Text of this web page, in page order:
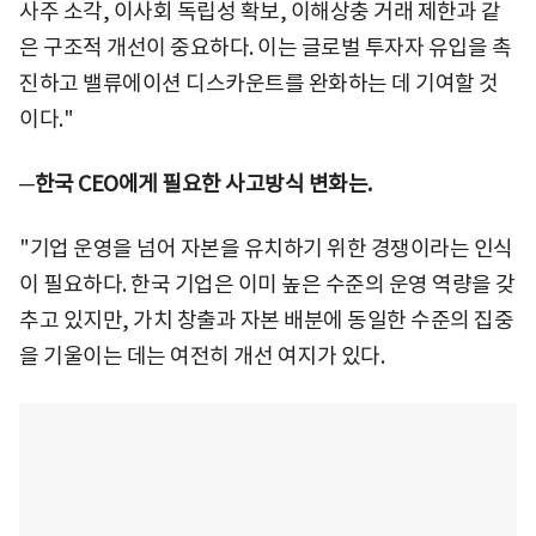
사주 소각, 이사회 독립성 확보, 이해상충 거래 제한과 같
은 구조적 개선이 중요하다. 이는 글로벌 투자자 유입을 촉
진하고 밸류에이션 디스카운트를 완화하는 데 기여할 것
이다."
─한국 CEO에게 필요한 사고방식 변화는.
"기업 운영을 넘어 자본을 유치하기 위한 경쟁이라는 인식
이 필요하다. 한국 기업은 이미 높은 수준의 운영 역량을 갖
추고 있지만, 가치 창출과 자본 배분에 동일한 수준의 집중
을 기울이는 데는 여전히 개선 여지가 있다.